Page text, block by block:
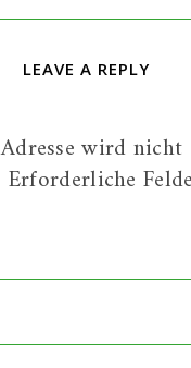
LEAVE A REPLY
wird nicht
Erforderliche